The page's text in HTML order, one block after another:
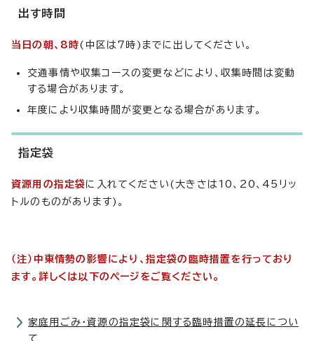
出す時間
当日の朝、8時(中区は7時)までに出してください。
交通事情や収集コースの変更などにより、収集時間は変動
する場合があります。
年度により収集時間が変更となる場合があります。
指定袋
資源用の指定袋に入れてください(大きさは10、20、45リッ
トルのものがあります)。
（注）中東情勢の影響により、指定袋の臨時措置を行っており
ます。詳しくは以下のページをご覧ください。
家庭用ごみ・資源の指定袋に関する臨時措置の延長につい
て